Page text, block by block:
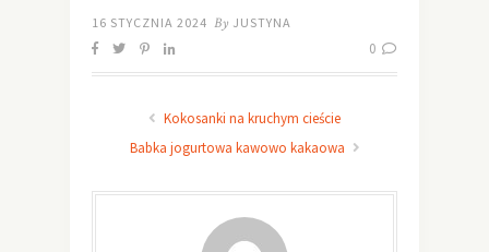
16 STYCZNIA 2024 By JUSTYNA
0
Kokosanki na kruchym cieście
Babka jogurtowa kawowo kakaowa